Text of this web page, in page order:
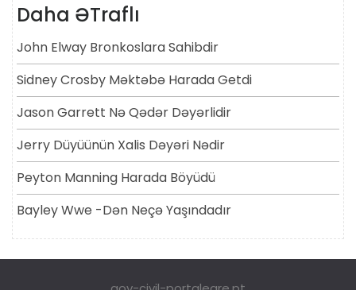
Daha ƏTraflı
John Elway Bronkoslara Sahibdir
Sidney Crosby Məktəbə Harada Getdi
Jason Garrett Nə Qədər Dəyərlidir
Jerry Düyüünün Xalis Dəyəri Nədir
Peyton Manning Harada Böyüdü
Bayley Wwe -dən Neçə Yaşındadır